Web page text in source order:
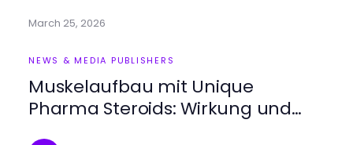
March 25, 2026
NEWS & MEDIA PUBLISHERS
Muskelaufbau mit Unique
Pharma Steroids: Wirkung und